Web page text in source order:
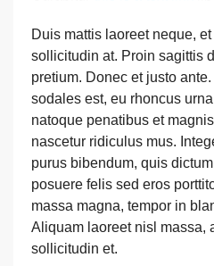
Duis mattis laoreet neque,
sollicitudin at. Proin sagittis
pretium. Donec et justo
sodales est, eu rhoncus
natoque penatibus et
nascetur ridiculus mus.
purus bibendum, quis
posuere felis sed eros
massa magna, tempor in
Aliquam laoreet nisl massa,
sollicitudin et.